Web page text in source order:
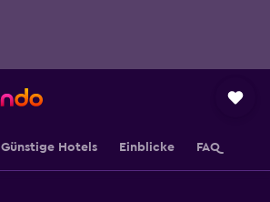
Günstige Hotels Einblicke FAQ